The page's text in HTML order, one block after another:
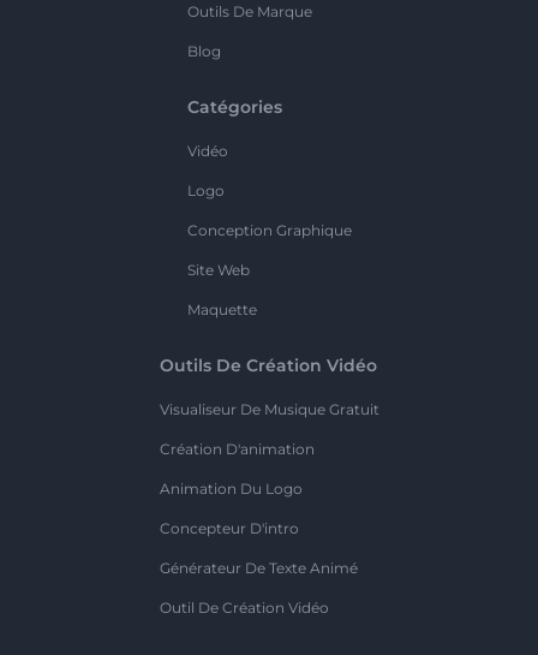
Outils De Marque
Blog
Catégories
Vidéo
Logo
Conception Graphique
Site Web
Maquette
Outils De Création Vidéo
Visualiseur De Musique Gratuit
Création D'animation
Animation Du Logo
Concepteur D'intro
Générateur De Texte Animé
Outil De Création Vidéo